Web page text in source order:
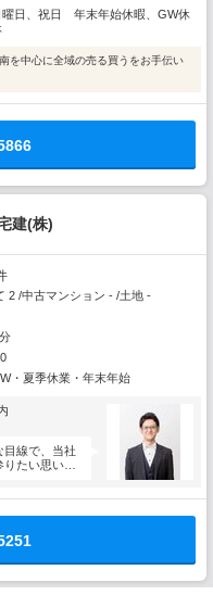
曜日、祝日 年末年始休暇、GW休
を中心に全域の売る買うをお手伝い
建(株)
2 /中古マンション - /土地 -
・夏季休業・年末年始
目線で、当社
たい思いま